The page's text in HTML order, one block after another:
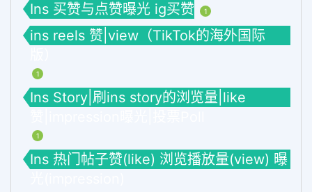
Ins 买赞与点赞曝光 ig买赞 1
ins reels 赞|view（TikTok的海外国际
1
Ins Story|刷ins story的浏览量|like
1
Ins 热门帖子赞(like) 浏览播放量(view) 曝